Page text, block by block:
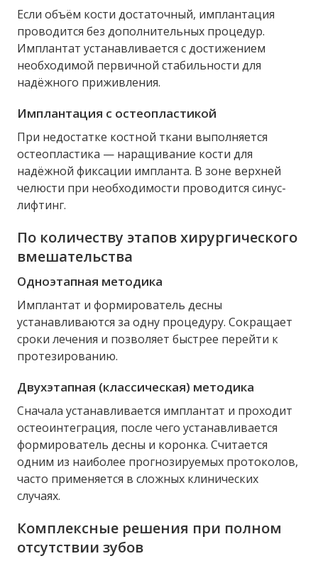
Если объём кости достаточный, имплантация
проводится без дополнительных процедур.
Имплантат устанавливается с достижением
необходимой первичной стабильности для
надёжного приживления.
Имплантация с остеопластикой
При недостатке костной ткани выполняется
остеопластика — наращивание кости для
надёжной фиксации импланта. В зоне верхней
челюсти при необходимости проводится синус-
лифтинг.
По количеству этапов хирургического
вмешательства
Одноэтапная методика
Имплантат и формирователь десны
устанавливаются за одну процедуру. Сокращает
сроки лечения и позволяет быстрее перейти к
протезированию.
Двухэтапная (классическая) методика
Сначала устанавливается имплантат и проходит
остеоинтеграция, после чего устанавливается
формирователь десны и коронка. Считается
одним из наиболее прогнозируемых протоколов,
часто применяется в сложных клинических
случаях.
Комплексные решения при полном
отсутствии зубов